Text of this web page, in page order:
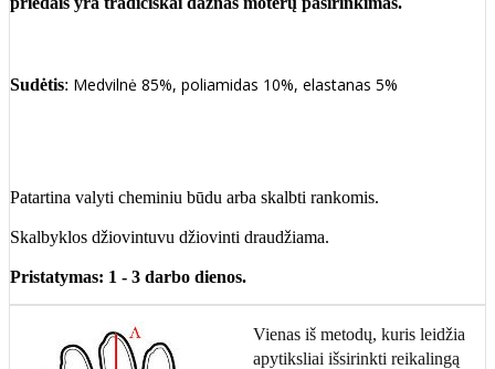
Sudėtis: Medvilnė 85%, poliamidas 10%, elastanas 5%
Patartina valyti cheminiu būdu arba skalbti rankomis.
Skalbyklos džiovintuvu džiovinti draudžiama.
Pristatymas: 1 - 3 darbo dienos.
Vienas iš metodų, kuris leidžia
apytiksliai išsirinkti reikalingą